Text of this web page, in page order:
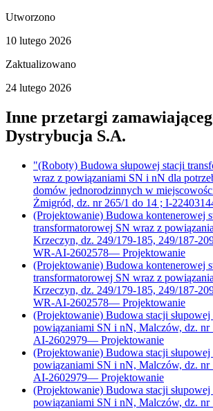
Utworzono
10 lutego 2026
Zaktualizowano
24 lutego 2026
Inne przetargi
Dystrybucja S.A.
"(Roboty) Budowa słupowej stacji
wraz z powiązaniami SN i nN dla
domów jednorodzinnych w
Żmigród, dz. nr 265/1 do 14 ; I-
(Projektowanie) Budowa kontenerowej
transformatorowej SN wraz z
Krzeczyn, dz. 249/179-185, 249/187-
WR-AI-2602578— Projektowanie
(Projektowanie) Budowa kontenerowej
transformatorowej SN wraz z
Krzeczyn, dz. 249/179-185, 249/187-
WR-AI-2602578— Projektowanie
(Projektowanie) Budowa stacji
powiązaniami SN i nN, Malczów, dz. nr
AI-2602979— Projektowanie
(Projektowanie) Budowa stacji
powiązaniami SN i nN, Malczów, dz. nr
AI-2602979— Projektowanie
(Projektowanie) Budowa stacji
powiązaniami SN i nN, Malczów, dz. nr